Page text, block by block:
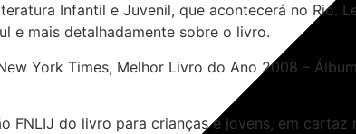
Infantil e Juvenil, que acontecerá no Rio.
e mais detalhadamente sobre o livro.
York Times, Melhor Livro do Ano 2008 –
FNLIJ do livro para crianças e jovens, em cartaz